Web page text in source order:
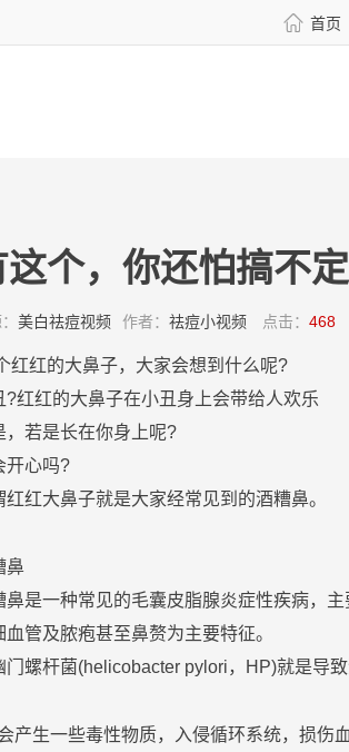
 首页
这个，你还怕搞不定
美白祛痘视频 作者： 祛痘小视频 点击： 468
红红的大鼻子，大家会想到什么呢?
?红红的大鼻子在小丑身上会带给人欢乐
，若是长在你身上呢?
开心吗?
红红大鼻子就是大家经常见到的酒糟鼻。
鼻
鼻是一种常见的毛囊皮脂腺炎症性疾病，
血管及脓疱甚至鼻赘为主要特征。
门螺杆菌(helicobacter pylori，HP)就是导致
产生一些毒性物质，入侵循环系统，损伤